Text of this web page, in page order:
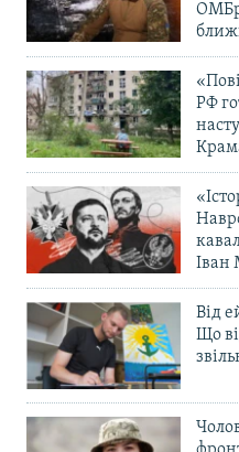
ОМБр
РФ
Іван
Від
Що